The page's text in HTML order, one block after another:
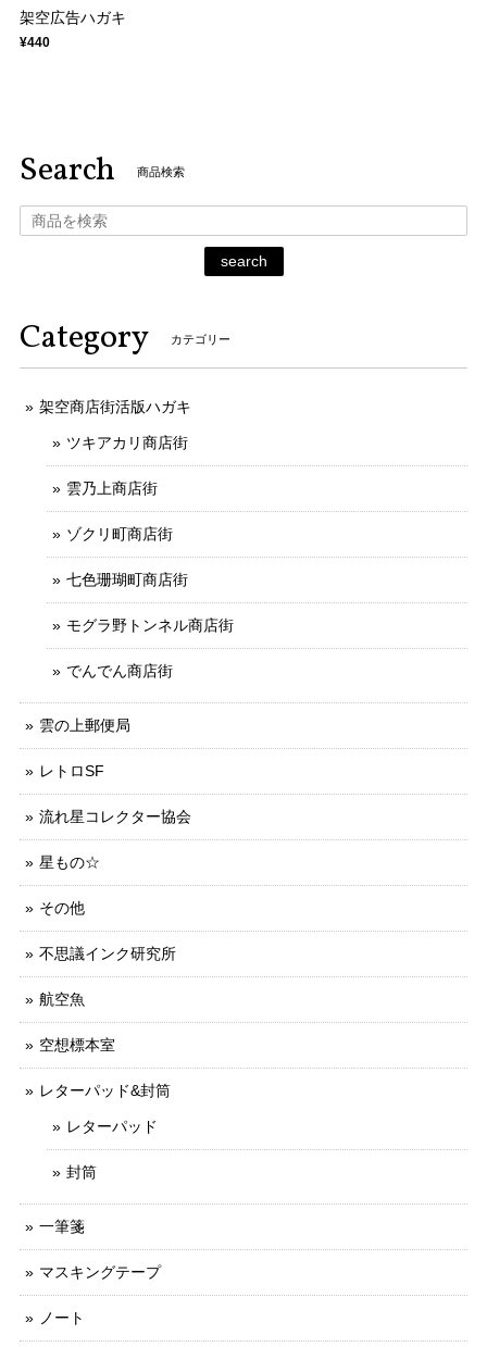
架空広告ハガキ
¥440
Search 商品検索
search
Category カテゴリー
架空商店街活版ハガキ
ツキアカリ商店街
雲乃上商店街
ゾクリ町商店街
七色珊瑚町商店街
モグラ野トンネル商店街
でんでん商店街
雲の上郵便局
レトロSF
流れ星コレクター協会
星もの☆
その他
不思議インク研究所
航空魚
空想標本室
レターパッド&封筒
レターパッド
封筒
一筆箋
マスキングテープ
ノート